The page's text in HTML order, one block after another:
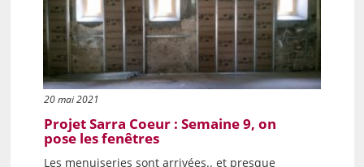
20 mai 2021
Projet Sarra Coeur : Semaine 9, on
pose les fenêtres
Les menuiseries sont arrivées.. et presque